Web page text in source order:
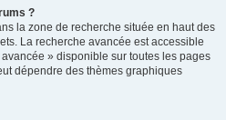
?
la zone de recherche située en haut des
La recherche avancée est accessible
» disponible sur toutes les pages
dépendre des thèmes graphiques